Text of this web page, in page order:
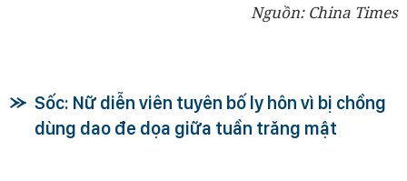
Nguồn: China Times
Sốc: Nữ diễn viên tuyên bố ly hôn vì bị chồng
dùng dao đe dọa giữa tuần trăng mật